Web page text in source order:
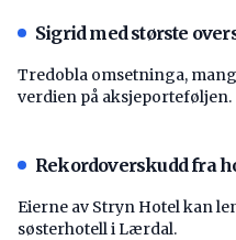
Sigrid med største
Tredobla omsetninga,
verdien på aksjeporteføljen.
Rekordoverskudd fra
Eierne av Stryn Hotel kan
søsterhotell i Lærdal.